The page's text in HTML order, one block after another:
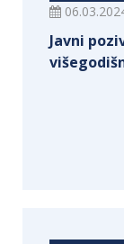
Javni